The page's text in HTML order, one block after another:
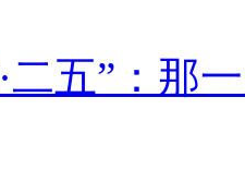
二五”：那